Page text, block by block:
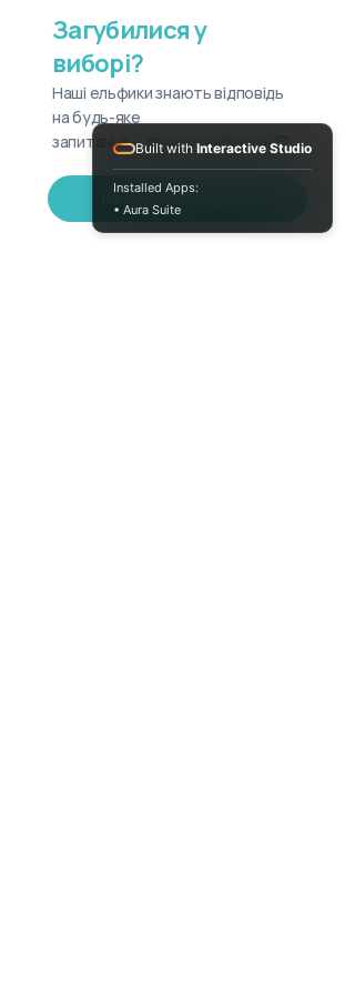
Загубилися у
виборі?
Наші ельфики знають відповідь
на будь-яке
запитання — просто напишіть 🧝
Написати в Telegram
Built with Interactive Studio
Installed Apps:
• Aura Suite